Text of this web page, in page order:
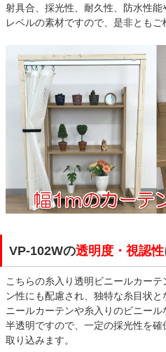
射具合、採光性、耐久性、防水性
レベルの素材ですので、是非ともご
VP-102Wの透明度・視認性
こちらの糸入り透明ビニールカー
ン性にも配慮され、独特な糸目状
ニールカーテンや糸入りのビニー
半透明ですので、一定の採光性を
取り込みます。